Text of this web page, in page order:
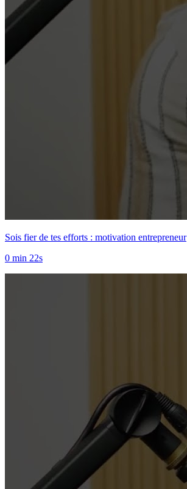
Sois fier de tes efforts : motivation entrepreneur
0 min 22s